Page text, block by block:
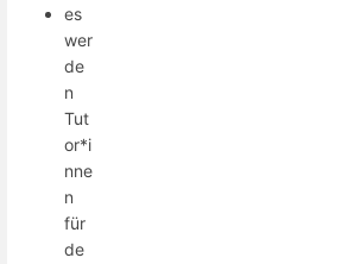
es
wer
de
n
Tut
or*i
nne
n
für
de